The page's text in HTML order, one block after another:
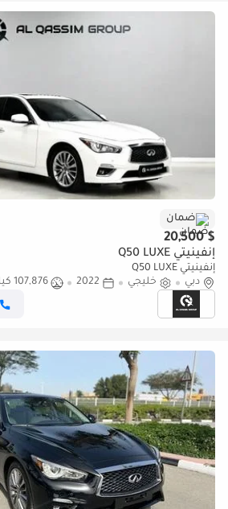
ضمان
$ 20,500
إنفينيتي Q50 LUXE
إنفينيتي Q50 LUXE
دبي
خليجي 2022
107,876 كيلومتر